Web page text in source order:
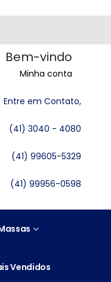
Bem-vindo
Minha conta
Entre em Contato,
(41) 3040 - 4080
(41) 99605-5329
(41) 99956-0598
Vendidos